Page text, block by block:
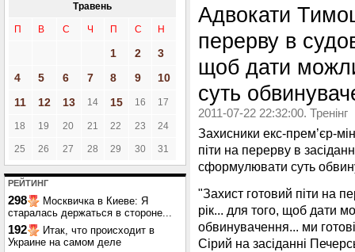
Травень
П В С Ч П С Н
1 2
3
4
5 6 7 8 9
10
11
12 13 14 15 16 17
18 19 20 21 22 23 24
25 26 27 28 29 30 31
РЕЙТИНГ
298
Москвичка в Киеве: Я
старалась держаться в стороне...
192
Итак, что происходит в
Украине на самом деле
Адвокати
перерву в
щоб дати
суть
2011-07-22 22:32:00. Тренінг
Захисники екс-прем’єр-
піти на перерву в
сформулювати суть
"Захист готовий піти на
рік... для того, щоб дати
обвинувачення... ми
Сірий на засіданні